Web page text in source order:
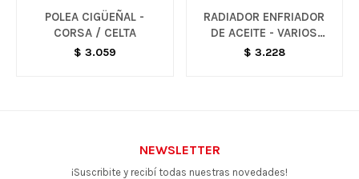
POLEA CIGÜEÑAL -
CORSA / CELTA
$ 3.059
RADIADOR ENFRIADOR
DE ACEITE - VARIOS
MODELOS
$ 3.228
NEWSLETTER
¡Suscribite y recibí todas nuestras novedades!